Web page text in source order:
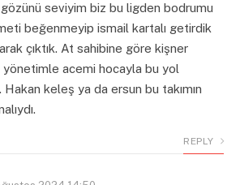
seviyim biz bu ligden bodrumu
beğenmeyip ismail kartalı getirdik
çıktık. At sahibine göre kişner
yönetimle acemi hocayla bu yol
Hakan keleş ya da ersun bu takımın
REPLY